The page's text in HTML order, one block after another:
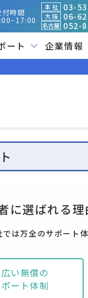
付時間
本 社 03-
大 阪 06-
名古屋 052-
ート 企業情報
に選ばれる理
は万全のサポート
い無償の
ート体制